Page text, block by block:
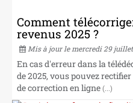
Comment
revenus 2025 ?
Mis à jour le mercredi 29
En cas d'erreur dans la
de 2025, vous pouvez
de correction en ligne (...)